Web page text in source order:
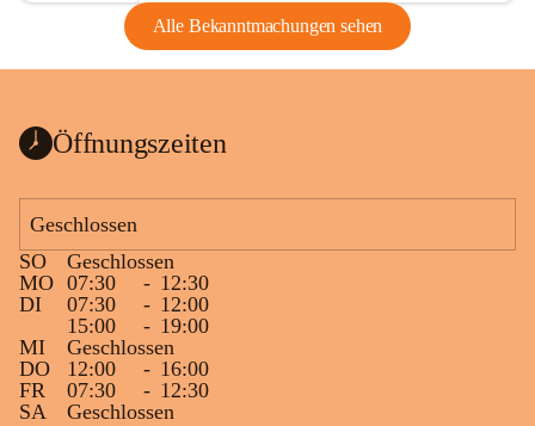
Alle Bekanntmachungen sehen
Öffnungszeiten
Geschlossen
SO
Geschlossen
MO 07:30 - 12:30
DI
07:30 - 12:00
15:00
- 19:00
MI
Geschlossen
DO
12:00 - 16:00
FR
07:30 - 12:30
SA
Geschlossen